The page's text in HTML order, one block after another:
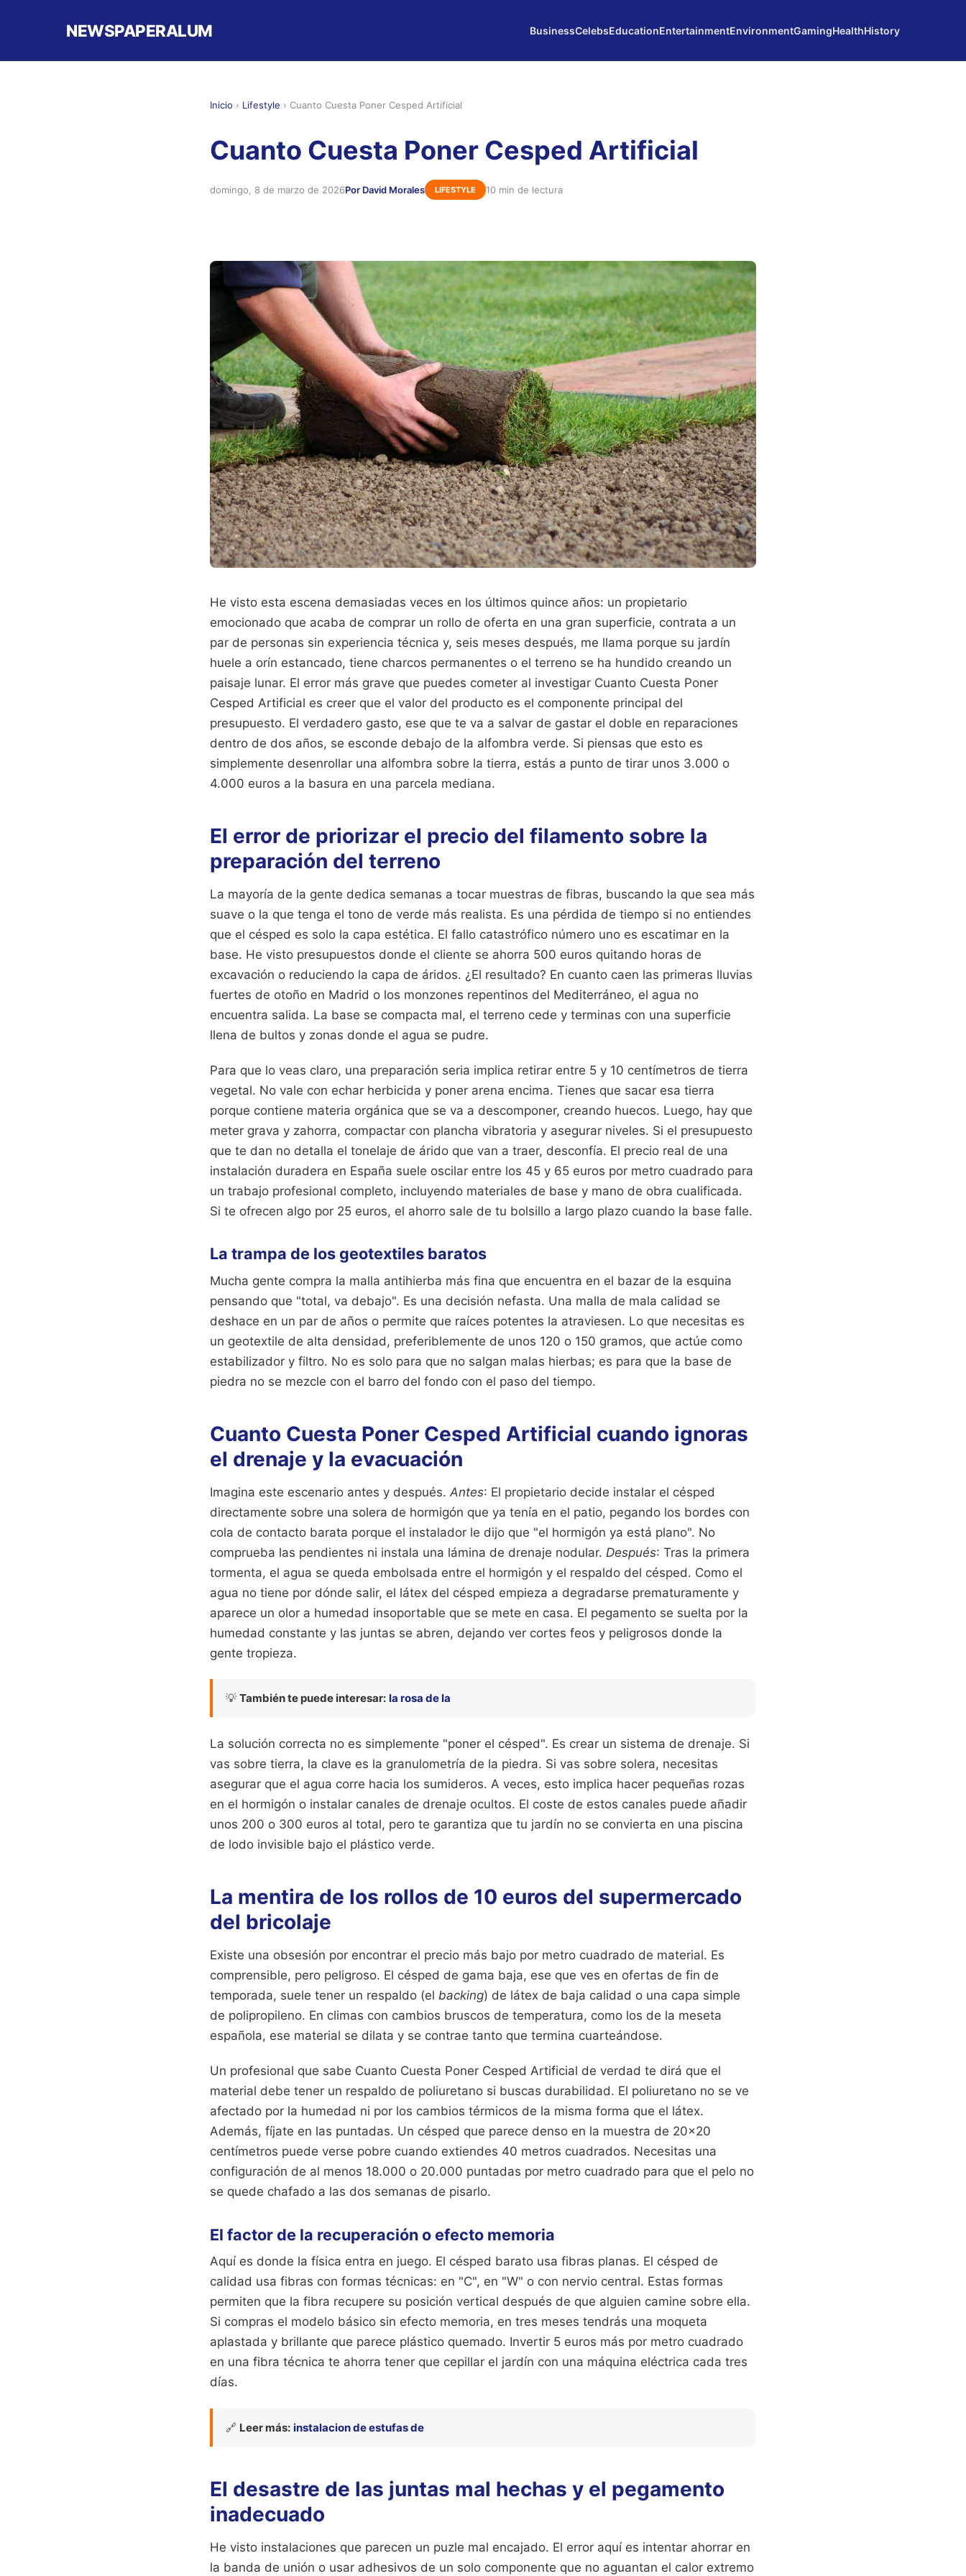
NEWSPAPERALUM BusinessCelebsEducationEntertainmentEnvironmentGamingHealthHistory
Inicio › Lifestyle › Cuanto Cuesta Poner Cesped Artificial
Cuanto Cuesta Poner Cesped Artificial
domingo, 8 de marzo de 2026Por David Morales LIFESTYLE 10 min de lectura
He visto esta escena demasiadas veces en los últimos quince años: un propietario
emocionado que acaba de comprar un rollo de oferta en una gran superficie, contrata a un
par de personas sin experiencia técnica y, seis meses después, me llama porque su jardín
huele a orín estancado, tiene charcos permanentes o el terreno se ha hundido creando un
paisaje lunar. El error más grave que puedes cometer al investigar Cuanto Cuesta Poner
Cesped Artificial es creer que el valor del producto es el componente principal del
presupuesto. El verdadero gasto, ese que te va a salvar de gastar el doble en reparaciones
dentro de dos años, se esconde debajo de la alfombra verde. Si piensas que esto es
simplemente desenrollar una alfombra sobre la tierra, estás a punto de tirar unos 3.000 o
4.000 euros a la basura en una parcela mediana.
El error de priorizar el precio del filamento sobre la
preparación del terreno
La mayoría de la gente dedica semanas a tocar muestras de fibras, buscando la que sea más
suave o la que tenga el tono de verde más realista. Es una pérdida de tiempo si no entiendes
que el césped es solo la capa estética. El fallo catastrófico número uno es escatimar en la
base. He visto presupuestos donde el cliente se ahorra 500 euros quitando horas de
excavación o reduciendo la capa de áridos. ¿El resultado? En cuanto caen las primeras lluvias
fuertes de otoño en Madrid o los monzones repentinos del Mediterráneo, el agua no
encuentra salida. La base se compacta mal, el terreno cede y terminas con una superficie
llena de bultos y zonas donde el agua se pudre.
Para que lo veas claro, una preparación seria implica retirar entre 5 y 10 centímetros de tierra
vegetal. No vale con echar herbicida y poner arena encima. Tienes que sacar esa tierra
porque contiene materia orgánica que se va a descomponer, creando huecos. Luego, hay que
meter grava y zahorra, compactar con plancha vibratoria y asegurar niveles. Si el presupuesto
que te dan no detalla el tonelaje de árido que van a traer, desconfía. El precio real de una
instalación duradera en España suele oscilar entre los 45 y 65 euros por metro cuadrado para
un trabajo profesional completo, incluyendo materiales de base y mano de obra cualificada.
Si te ofrecen algo por 25 euros, el ahorro sale de tu bolsillo a largo plazo cuando la base falle.
La trampa de los geotextiles baratos
Mucha gente compra la malla antihierba más fina que encuentra en el bazar de la esquina
pensando que "total, va debajo". Es una decisión nefasta. Una malla de mala calidad se
deshace en un par de años o permite que raíces potentes la atraviesen. Lo que necesitas es
un geotextile de alta densidad, preferiblemente de unos 120 o 150 gramos, que actúe como
estabilizador y filtro. No es solo para que no salgan malas hierbas; es para que la base de
piedra no se mezcle con el barro del fondo con el paso del tiempo.
Cuanto Cuesta Poner Cesped Artificial cuando ignoras
el drenaje y la evacuación
Imagina este escenario antes y después. Antes: El propietario decide instalar el césped
directamente sobre una solera de hormigón que ya tenía en el patio, pegando los bordes con
cola de contacto barata porque el instalador le dijo que "el hormigón ya está plano". No
comprueba las pendientes ni instala una lámina de drenaje nodular. Después: Tras la primera
tormenta, el agua se queda embolsada entre el hormigón y el respaldo del césped. Como el
agua no tiene por dónde salir, el látex del césped empieza a degradarse prematuramente y
aparece un olor a humedad insoportable que se mete en casa. El pegamento se suelta por la
humedad constante y las juntas se abren, dejando ver cortes feos y peligrosos donde la
gente tropieza.
💡 También te puede interesar: la rosa de la
La solución correcta no es simplemente "poner el césped". Es crear un sistema de drenaje. Si
vas sobre tierra, la clave es la granulometría de la piedra. Si vas sobre solera, necesitas
asegurar que el agua corre hacia los sumideros. A veces, esto implica hacer pequeñas rozas
en el hormigón o instalar canales de drenaje ocultos. El coste de estos canales puede añadir
unos 200 o 300 euros al total, pero te garantiza que tu jardín no se convierta en una piscina
de lodo invisible bajo el plástico verde.
La mentira de los rollos de 10 euros del supermercado
del bricolaje
Existe una obsesión por encontrar el precio más bajo por metro cuadrado de material. Es
comprensible, pero peligroso. El césped de gama baja, ese que ves en ofertas de fin de
temporada, suele tener un respaldo (el backing) de látex de baja calidad o una capa simple
de polipropileno. En climas con cambios bruscos de temperatura, como los de la meseta
española, ese material se dilata y se contrae tanto que termina cuarteándose.
Un profesional que sabe Cuanto Cuesta Poner Cesped Artificial de verdad te dirá que el
material debe tener un respaldo de poliuretano si buscas durabilidad. El poliuretano no se ve
afectado por la humedad ni por los cambios térmicos de la misma forma que el látex.
Además, fíjate en las puntadas. Un césped que parece denso en la muestra de 20x20
centímetros puede verse pobre cuando extiendes 40 metros cuadrados. Necesitas una
configuración de al menos 18.000 o 20.000 puntadas por metro cuadrado para que el pelo no
se quede chafado a las dos semanas de pisarlo.
El factor de la recuperación o efecto memoria
Aquí es donde la física entra en juego. El césped barato usa fibras planas. El césped de
calidad usa fibras con formas técnicas: en "C", en "W" o con nervio central. Estas formas
permiten que la fibra recupere su posición vertical después de que alguien camine sobre ella.
Si compras el modelo básico sin efecto memoria, en tres meses tendrás una moqueta
aplastada y brillante que parece plástico quemado. Invertir 5 euros más por metro cuadrado
en una fibra técnica te ahorra tener que cepillar el jardín con una máquina eléctrica cada tres
días.
🔗 Leer más: instalacion de estufas de
El desastre de las juntas mal hechas y el pegamento
inadecuado
He visto instalaciones que parecen un puzle mal encajado. El error aquí es intentar ahorrar en
la banda de unión o usar adhesivos de un solo componente que no aguantan el calor extremo